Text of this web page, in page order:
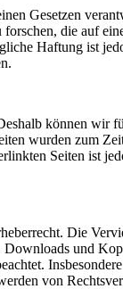
Gesetzen
die auf
Haftung ist
können wir
wurden zum
Seiten ist
Die
und
von